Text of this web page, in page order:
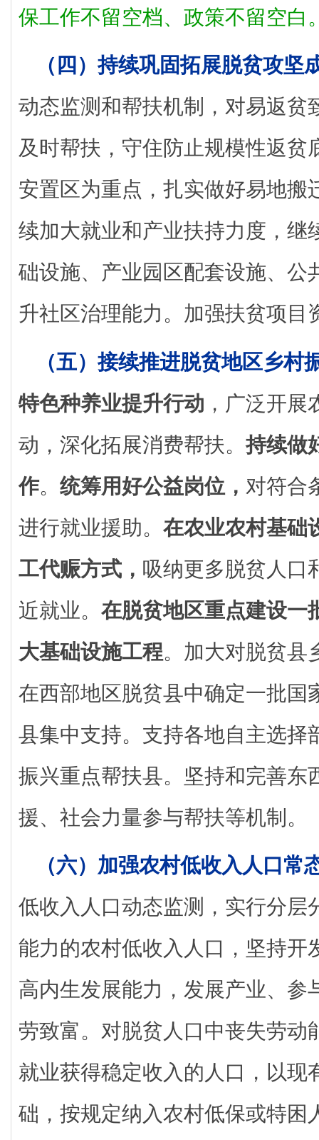
保工作不留空档、政策不留空白
（四）持续巩固拓展脱贫攻坚
动态监测和帮扶机制，对易返贫
及时帮扶，守住防止规模性返贫
安置区为重点，扎实做好易地搬
续加大就业和产业扶持力度，继
础设施、产业园区配套设施、公
升社区治理能力。加强扶贫项目
（五）接续推进脱贫地区乡村
特色种养业提升行动 ，广泛开
动，深化拓展消费帮扶。持续做
作。 统筹用好公益岗位， 对符合
进行就业援助。 在农业农村基础
工代赈方式， 吸纳更多脱贫人口
近就业。 在脱贫地区重点建设一
大基础设施工程。加大对脱贫县
在西部地区脱贫县中确定一批国
县集中支持。支持各地自主选择
振兴重点帮扶县。坚持和完善东
援、社会力量参与帮扶等机制。
（六）加强农村低收入人口常
低收入人口动态监测，实行分层
能力的农村低收入人口，坚持开
高内生发展能力，发展产业、参
劳致富。对脱贫人口中丧失劳动
就业获得稳定收入的人口，以现
础，按规定纳入农村低保或特困